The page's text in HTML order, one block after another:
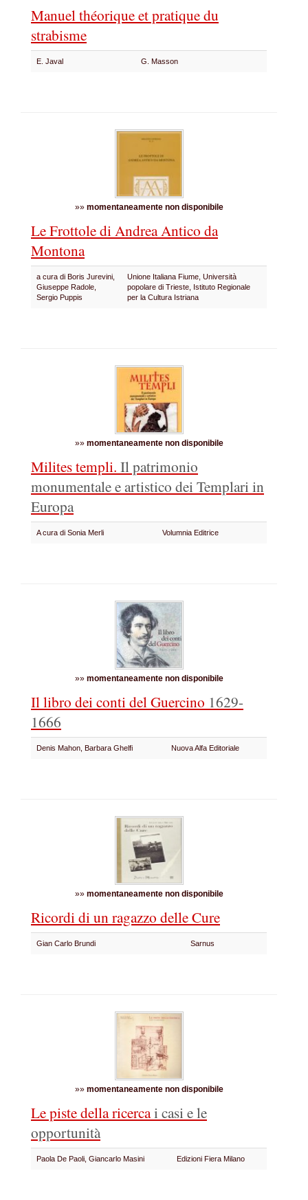
Manuel théorique et pratique du
strabisme
E. Javal G. Masson
»» momentaneamente non disponibile
Le Frottole di Andrea Antico da
Montona
a cura di Boris Jurevini,
Giuseppe Radole,
Sergio Puppis
Unione Italiana Fiume, Università
popolare di Trieste, Istituto Regionale
per la Cultura Istriana
»» momentaneamente non disponibile
Milites templi. Il patrimonio
monumentale e artistico dei Templari in
Europa
A cura di Sonia Merli Volumnia Editrice
»» momentaneamente non disponibile
Il libro dei conti del Guercino 1629-
1666
Denis Mahon, Barbara Ghelfi Nuova Alfa Editoriale
»» momentaneamente non disponibile
Ricordi di un ragazzo delle Cure
Gian Carlo Brundi Sarnus
»» momentaneamente non disponibile
Le piste della ricercai casi e le
opportunità
Paola De Paoli, Giancarlo Masini Edizioni Fiera Milano